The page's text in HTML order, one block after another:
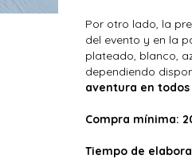
Por otro lado, la
del evento y en la
plateado, blanco,
dependiendo
aventura en todos
Compra mínima:
Tiempo de